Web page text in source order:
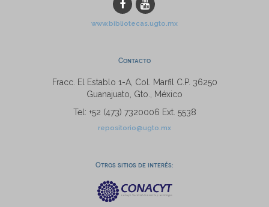
www.bibliotecas.ugto.mx
Contacto
Fracc. El Establo 1-A, Col. Marfil C.P. 36250
Guanajuato, Gto., México
Tel: +52 (473) 7320006 Ext. 5538
repositorio@ugto.mx
Otros sitios de interés: